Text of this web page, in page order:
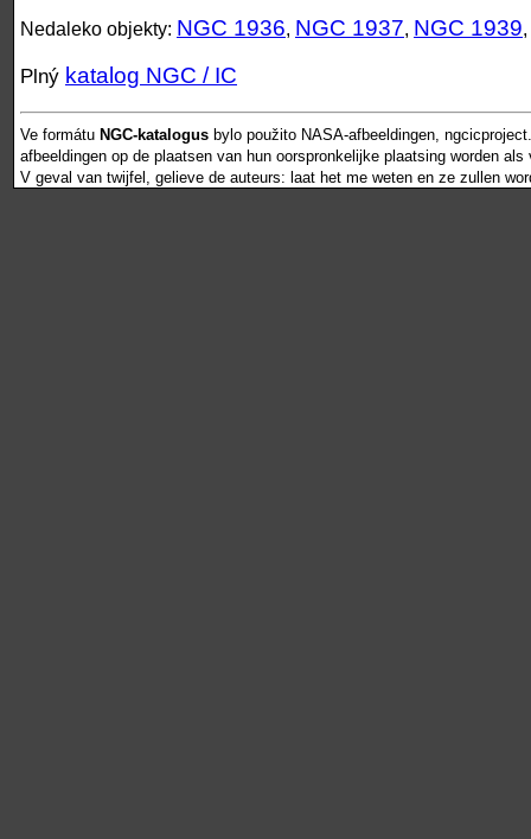
Nedaleko objekty: NGC 1936, NGC 1937, NGC 1939,
Plný katalog NGC / IC
Ve formátu NGC-katalogus bylo použito NASA-afbeeldingen,
afbeeldingen op de plaatsen van hun oorspronkelijke plaatsing worden
V geval van twijfel, gelieve de auteurs: laat het me weten en ze zullen